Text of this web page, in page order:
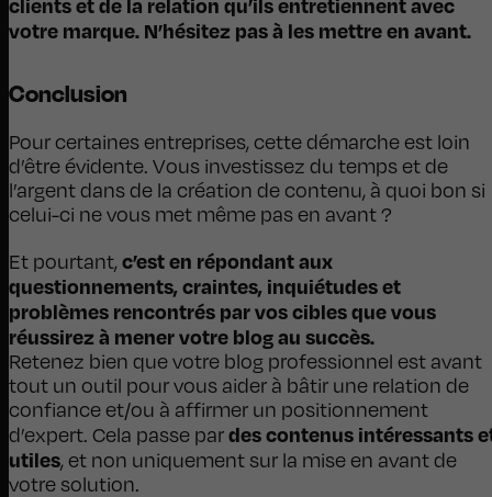
votre marque. N’hésitez pas à les mettre en avant.
Conclusion
Pour certaines entreprises, cette démarche est loin
d’être évidente. Vous investissez du temps et de
l’argent dans de la création de contenu, à quoi bon si
celui-ci ne vous met même pas en avant ?
Et pourtant,c’est en répondant aux
questionnements, craintes, inquiétudes et
problèmes rencontrés par vos cibles que vous
réussirez à mener votre blog au succès.
Retenez bien que votre blog professionnel est avant
tout un outil pour vous aider à bâtir une relation de
confiance et/ou à affirmer un positionnement
d’expert. Cela passe pardes contenus intéressants
utiles, et non uniquement sur la mise en avant de
votre solution.